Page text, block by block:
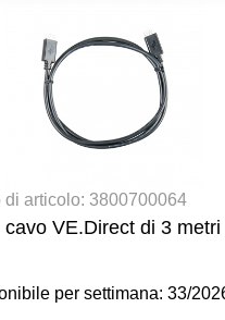
Numero di
Victron
disponibile